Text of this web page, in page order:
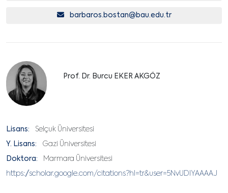
barbaros.bostan@bau.edu.tr
Prof. Dr. Burcu EKER AKGÖZ
Lisans: Selçuk Üniversitesi
Y. Lisans: Gazi Üniversitesi
Doktora: Marmara Üniversitesi
https://scholar.google.com/citations?hl=tr&user=5NvUDlYAAAAJ